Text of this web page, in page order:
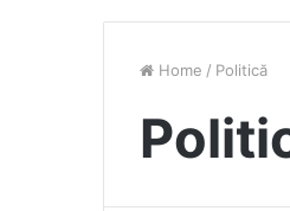
Home / Politică